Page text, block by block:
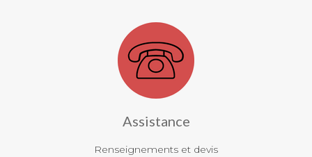
Assistance
Renseignements et devis